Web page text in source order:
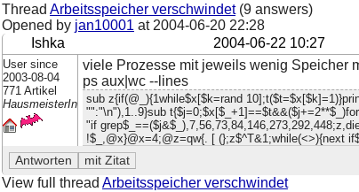
Thread Arbeitsspeicher verschwindet(9 answers)
Opened by jan10001 at 2004-06-20 22:28
Ishka
2004-06-22 10:27
User since
2003-08-04
771 Artikel
HausmeisterIn
viele Prozesse mit jeweils wenig Speicher
ps aux|wc --lines
sub z{if(@_){1while$x[$k=rand
"":"\n"),1..9}sub
"if
!$_,@x}@x=4;@z=qw{. [ (};z$^T&1;while(<>){next
View full thread Arbeitsspeicher verschwindet